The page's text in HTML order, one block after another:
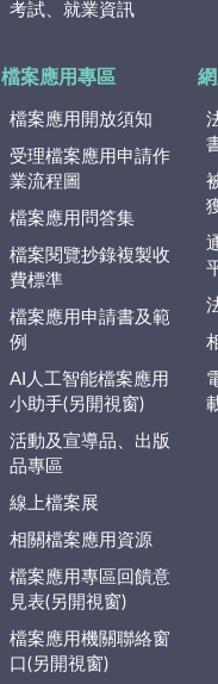
考試、就業資訊
檔案應用專區
檔案應用開放須知
受理檔案應用申請作
業流程圖
檔案應用問答集
檔案閱覽抄錄複製收
費標準
檔案應用申請書及範
例
AI人工智能檔案應用
小助手(另開視窗)
活動及宣導品、出版
品專區
線上檔案展
相關檔案應用資源
檔案應用專區回饋意
見表(另開視窗)
檔案應用機關聯絡窗
口(另開視窗)